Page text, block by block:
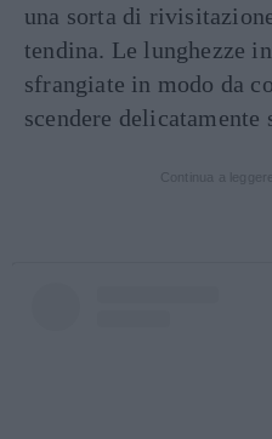
una sorta di
tendina. Le lunghezze
sfrangiate in modo da
scendere delicatamente